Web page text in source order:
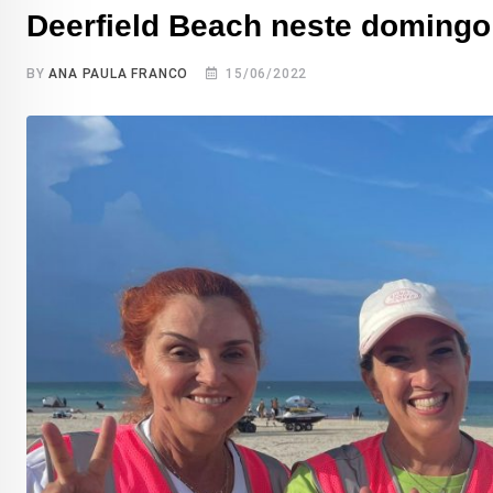
Deerfield Beach neste
BYANA PAULA FRANCO 15/06/2022